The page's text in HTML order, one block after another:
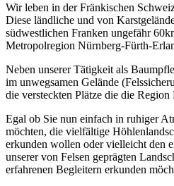
Wir leben in der Fränkischen
Diese ländliche und von
südwestlichen Franken ungefähr
Metropolregion Nürnberg-Fürth-
Neben unserer Tätigkeit als
im unwegsamen Gelände
die versteckten Plätze die die
Egal ob Sie nun einfach in ruhiger
möchten, die vielfältige
erkunden wollen oder vielleicht den
unserer von Felsen geprägten
erfahrenen Begleitern erkunden